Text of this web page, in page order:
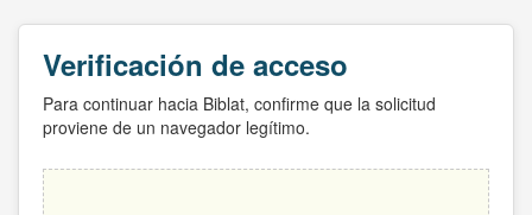
Verificación de acceso
Para continuar hacia Biblat, confirme que la solicitud
proviene de un navegador legítimo.